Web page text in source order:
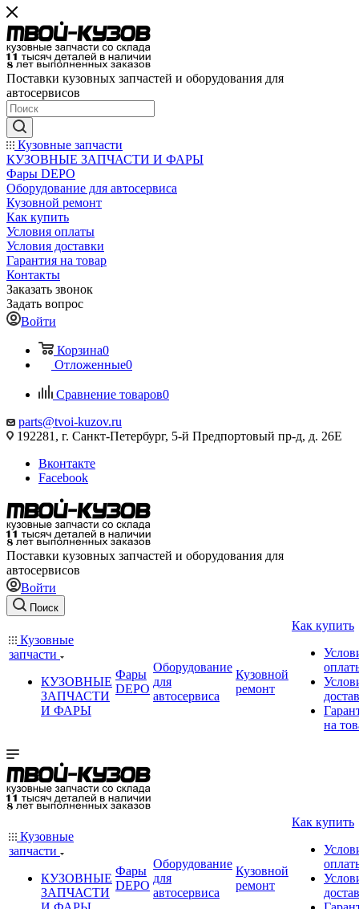
Поставки кузовных запчастей и оборудования для
автосервисов
Кузовные запчасти
КУЗОВНЫЕ ЗАПЧАСТИ И ФАРЫ
Фары DEPO
Оборудование для автосервиса
Кузовной ремонт
Как купить
Условия оплаты
Условия доставки
Гарантия на товар
Контакты
Заказать звонок
Задать вопрос
Войти
Корзина0
Отложенные0
Сравнение товаров0
parts@tvoi-kuzov.ru
192281, г. Санкт-Петербург, 5-й Предпортовый пр-д, д. 26Е
Вконтакте
Facebook
Поставки кузовных запчастей и оборудования для
автосервисов
Войти
Поиск
Кузовные
запчасти
КУЗОВНЫЕ
ЗАПЧАСТИ
И ФАРЫ
Фары
DEPO
Оборудование
для
автосервиса
Кузовной
ремонт
Как купить
на
Кузовные
запчасти
КУЗОВНЫЕ
ЗАПЧАСТИ
Фары
DEPO
Оборудование
для
автосервиса
Кузовной
ремонт
Как купить